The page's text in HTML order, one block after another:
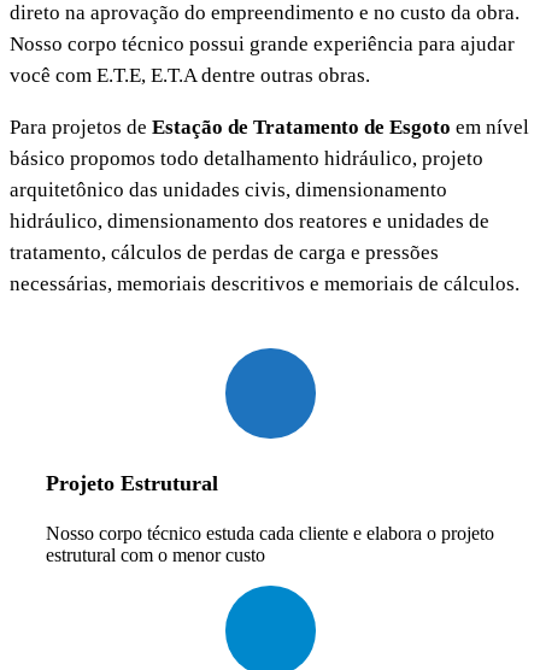
direto na aprovação do empreendimento e no custo da obra.
Nosso corpo técnico possui grande experiência para ajudar
você com E.T.E, E.T.A dentre outras obras.
Para projetos de Estação de Tratamento de Esgoto em nível
básico propomos todo detalhamento hidráulico, projeto
arquitetônico das unidades civis, dimensionamento
hidráulico, dimensionamento dos reatores e unidades de
tratamento, cálculos de perdas de carga e pressões
necessárias, memoriais descritivos e memoriais de cálculos.
Projeto Estrutural
Nosso corpo técnico estuda cada cliente e elabora o projeto
estrutural com o menor custo